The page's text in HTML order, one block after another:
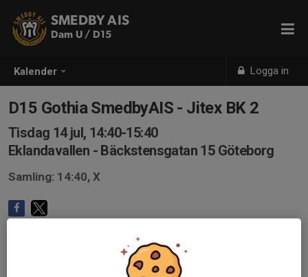
Kalender Logga in
SMEDBY AIS
Dam U / D15
D15 Gothia SmedbyAIS - Jitex BK 2
Tisdag 14 jul, 14:40-15:40
Eklandavallen - Bäckstensgatan 15 Göteborg
Samling: 14:40, X